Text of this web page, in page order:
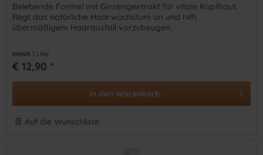
Belebende Formel mit Ginsengextrakt für vitale Kopfhaut.
Regt das natürliche Haarwachstum an und hilft
übermäßigem Haarausfall vorzubeugen..
Inhalt 1 Liter
€ 12,90 *
In den Warenkorb
Auf die Wunschliste